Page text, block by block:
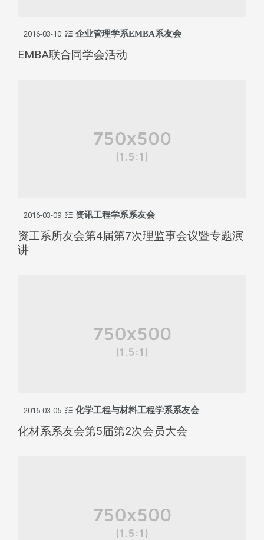
2016-03-10 企业管理学系EMBA系友会
EMBA联合同学会活动
2016-03-09 资讯工程学系系友会
资工系所友会第4届第7次理监事会议暨专题演
讲
2016-03-05 化学工程与材料工程学系系友会
化材系系友会第5届第2次会员大会